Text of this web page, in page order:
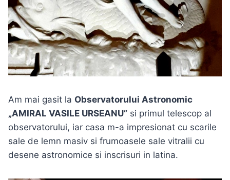
Am mai gasit la Observatorului Astronomic
„AMIRAL VASILE URSEANU”si primul telescop al
observatorului, iar casa m-a impresionat cu scarile
sale de lemn masiv si frumoasele sale vitralii cu
desene astronomice si inscrisuri in latina.